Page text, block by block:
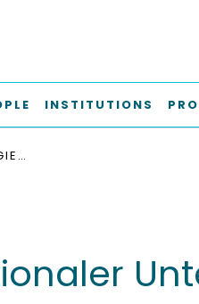
INSTITUTIONS
NICHTMARKTSTRATEGIEN MULTINATIONALER UNTERNEHMEN : EINE KOMPARATIVE FALLSTUDIENANALYSE